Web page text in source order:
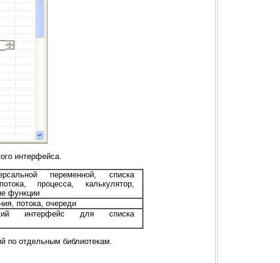
интерфейса.
переменной, списка
процесса, калькулятор,
функции
потока, очереди
интерфейс для списка
по отдельным библиотекам.